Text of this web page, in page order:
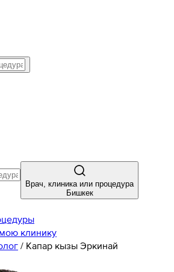
Врач, клиника или процедура
Бишкек
клинику
/ Капар кызы Эркинай